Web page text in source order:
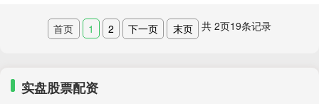
首页 1 2 下一页 末页 共 2页19条记录
实盘股票配资